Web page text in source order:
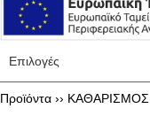
Επιλογές
Προϊόντα ›› ΚΑΘΑΡΙΣΜΟΣ